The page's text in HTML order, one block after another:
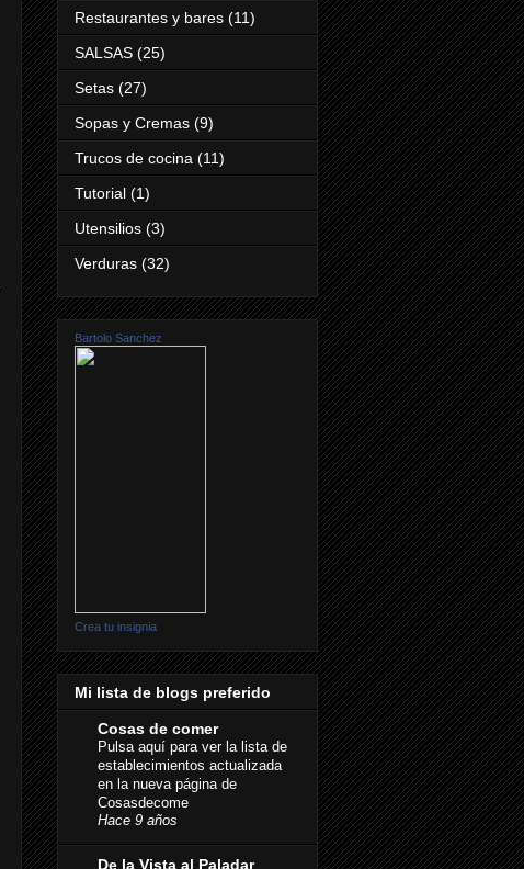
Restaurantes y bares (11)
SALSAS (25)
Setas (27)
Sopas y Cremas (9)
Trucos de cocina (11)
Tutorial (1)
Utensilios (3)
Verduras (32)
Bartolo Sanchez
Crea tu insignia
Mi lista de blogs preferido
Cosas de comer
Pulsa aquí para ver la lista de
establecimientos actualizada
en la nueva página de
Cosasdecome
Hace 9 años
De la Vista al Paladar